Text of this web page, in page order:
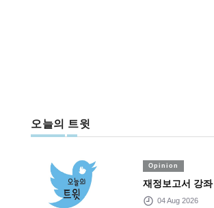
오늘의 트윗
Opinion
재정보고서 강좌
04 Aug 2026